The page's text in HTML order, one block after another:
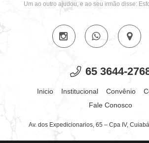
Um ao outro ajudou, e ao seu irmão disse:
65 3644-
Inicio Institucional Convênio
Fale Conosco
Av. dos Expedicionarios, 65 – Cpa IV,